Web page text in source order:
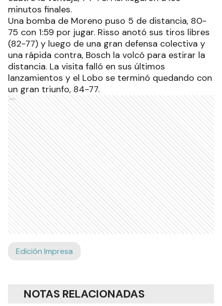
minutos finales.
Una bomba de Moreno puso 5 de distancia, 80-
75 con 1:59 por jugar. Risso anotó sus tiros libres
(82-77) y luego de una gran defensa colectiva y
una rápida contra, Bosch la volcó para estirar la
distancia. La visita falló en sus últimos
lanzamientos y el Lobo se terminó quedando con
un gran triunfo, 84-77.
Ads
Edición Impresa
NOTAS RELACIONADAS